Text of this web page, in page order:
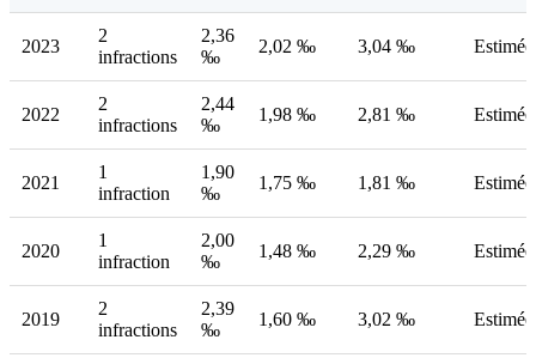
2023
2
infractions
2,36
‰
2,02 ‰ 3,04 ‰ Estimée
2022
2
infractions
2,44
‰
1,98 ‰ 2,81 ‰ Estimée
2021
1
infraction
1,90
‰
1,75 ‰ 1,81 ‰ Estimée
2020
1
infraction
2,00
‰
1,48 ‰ 2,29 ‰ Estimée
2019
2
infractions
2,39
‰
1,60 ‰ 3,02 ‰ Estimée